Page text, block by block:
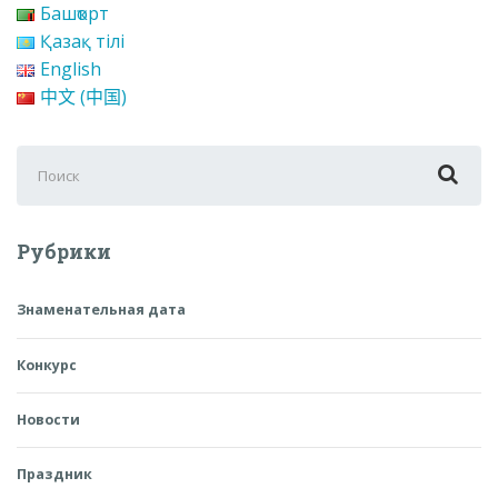
Башҡорт
Қазақ тілі
English
中文 (中国)
для:
Рубрики
Знаменательная дата
Конкурс
Новости
Праздник